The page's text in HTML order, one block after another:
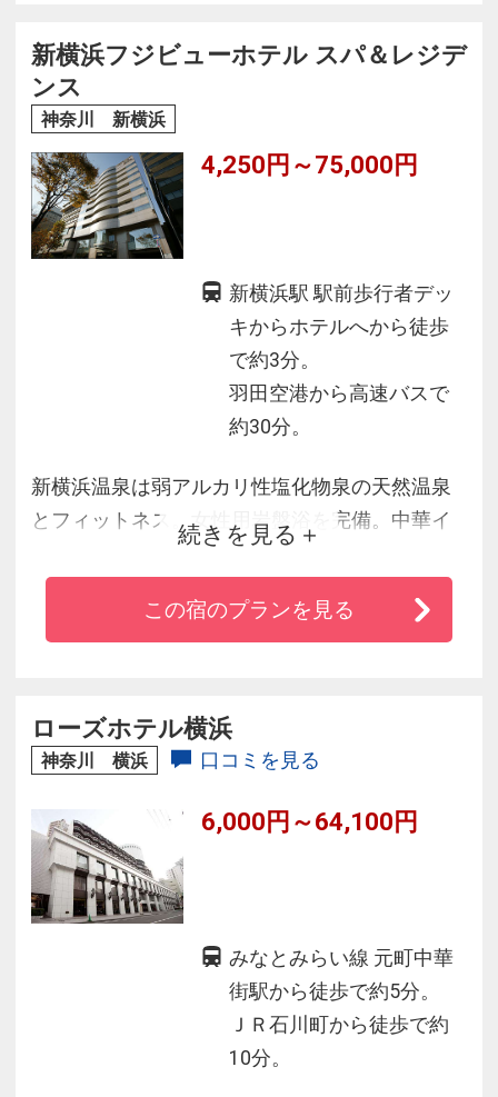
ウト機設置♪豊富のフリーアメニティで楽ちんお
泊り☆
新横浜フジビューホテル スパ＆レジデ
ンス
神奈川 新横浜
4,250円～75,000円
新横浜駅 駅前歩行者デッ
キからホテルへから徒歩
で約3分。
羽田空港から高速バスで
約30分。
新横浜温泉は弱アルカリ性塩化物泉の天然温泉
とフィットネス。女性用岩盤浴を完備。中華イ
タリアンレストランに バンケット会議室 キッチ
ン付きのレジデンス客室はグループや長期のご
利用に最適 駐車場も６０台完備の駅前シティー
続きを見る
この宿のプランを見る
ローズホテル横浜
神奈川 横浜 口コミを見る
6,000円～64,100円
みなとみらい線 元町中華
街駅から徒歩で約5分。
ＪＲ石川町から徒歩で約
10分。